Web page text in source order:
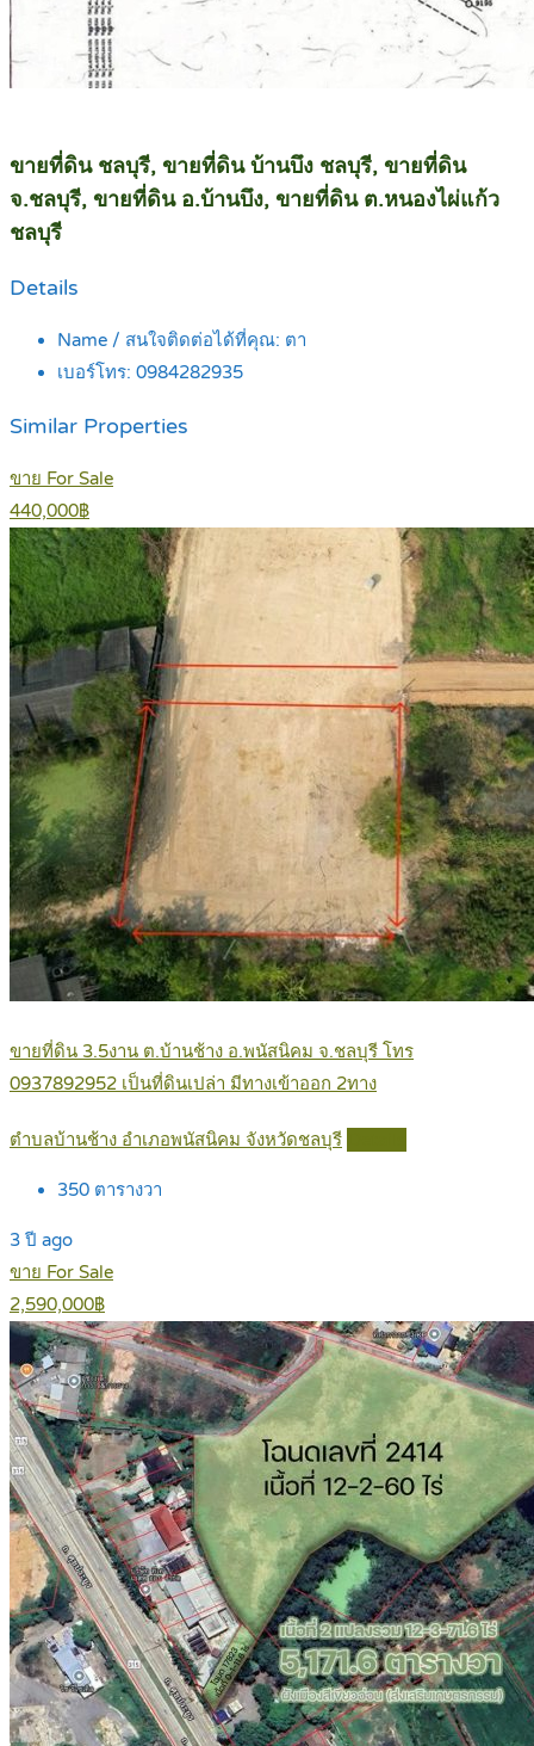
ขายที่ดิน ชลบุรี, ขายที่ดิน บ้านบึง ชลบุรี, ขายที่ดิน
จ.ชลบุรี, ขายที่ดิน อ.บ้านบึง, ขายที่ดิน ต.หนองไผ่แก้ว
ชลบุรี
Details
Name / สนใจติดต่อได้ที่คุณ: ตา
เบอร์โทร: 0984282935
Similar Properties
ขาย For Sale
440,000฿
ขายที่ดิน 3.5งาน ต.บ้านช้าง อ.พนัสนิคม จ.ชลบุรี โทร
0937892952 เป็นที่ดินเปล่า มีทางเข้าออก 2ทาง
ตำบลบ้านช้าง อำเภอพนัสนิคม จังหวัดชลบุรี
350 ตารางวา
3 ปี ago
ขาย For Sale
2,590,000฿